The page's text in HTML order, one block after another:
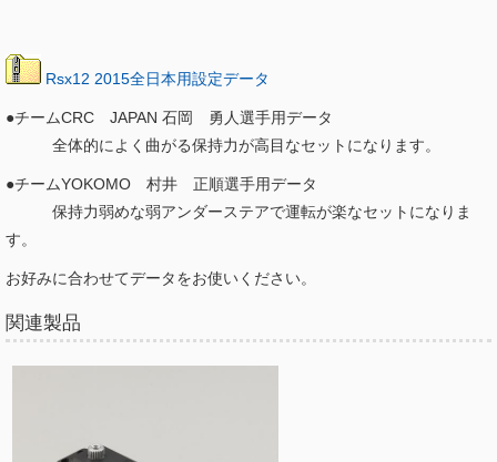
Rsx12 2015全日本用設定データ
●チームCRC JAPAN 石岡 勇人選手用データ
全体的によく曲がる保持力が高目なセットになります。
●チームYOKOMO 村井 正順選手用データ
保持力弱めな弱アンダーステアで運転が楽なセットになりま
す。
お好みに合わせてデータをお使いください。
関連製品